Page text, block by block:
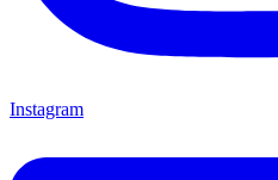
Instagram